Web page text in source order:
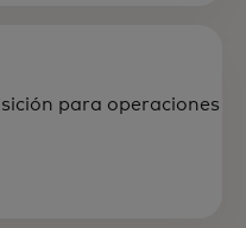
para operaciones